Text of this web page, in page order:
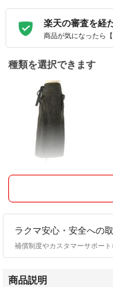
楽天の審査を経
商品が気になったら
種類を選択できます
ラクマ安心・安全への
補償制度やカスタマーサポー
商品説明